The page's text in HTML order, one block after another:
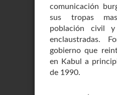
comunicación
sus tropas
población civil
enclaustradas.
gobierno que
en Kabul a
de 1990.